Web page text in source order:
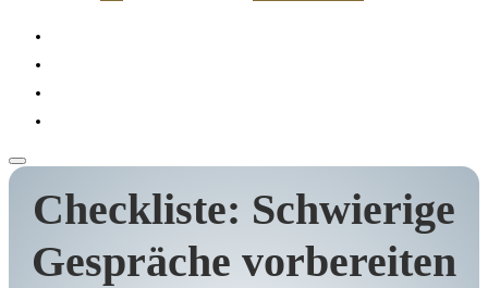
Checkliste: Schwierige
Gespräche vorbereiten